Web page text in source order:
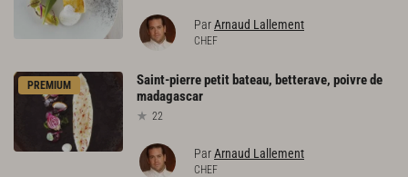
ParArnaud Lallement
CHEF
PREMIUM Saint-pierrepetit bateau, betterave, poivrede
madagascar
22
ParArnaud Lallement
CHEF